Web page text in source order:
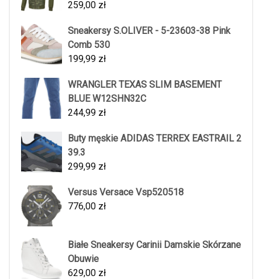
259,00 zł
Sneakersy S.OLIVER - 5-23603-38 Pink
Comb 530
199,99 zł
WRANGLER TEXAS SLIM BASEMENT
BLUE W12SHN32C
244,99 zł
Buty męskie ADIDAS TERREX EASTRAIL 2
39.3
299,99 zł
Versus Versace Vsp520518
776,00 zł
Białe Sneakersy Carinii Damskie Skórzane
Obuwie
629,00 zł